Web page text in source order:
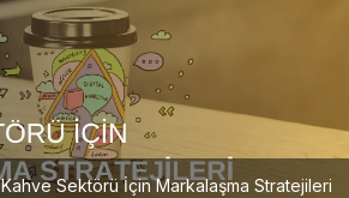
Kahve Sektörü İçin Markalaşma Stratejileri